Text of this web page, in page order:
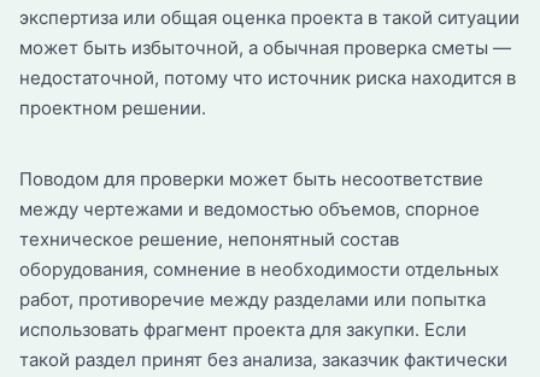
экспертиза или общая оценка проекта в такой ситуации
может быть избыточной, а обычная проверка сметы —
недостаточной, потому что источник риска находится в
проектном решении.
Поводом для проверки может быть несоответствие
между чертежами и ведомостью объемов, спорное
техническое решение, непонятный состав
оборудования, сомнение в необходимости отдельных
работ, противоречие между разделами или попытка
использовать фрагмент проекта для закупки. Если
такой раздел принят без анализа, заказчик фактически